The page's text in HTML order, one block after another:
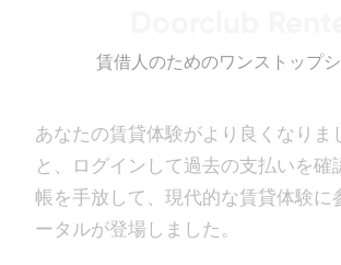
賃借人のためのワンストップ
あなたの賃貸体験がより良くなりま
と、ログインして過去の支払いを確
帳を手放して、現代的な賃貸体験に
ータルが登場しました。